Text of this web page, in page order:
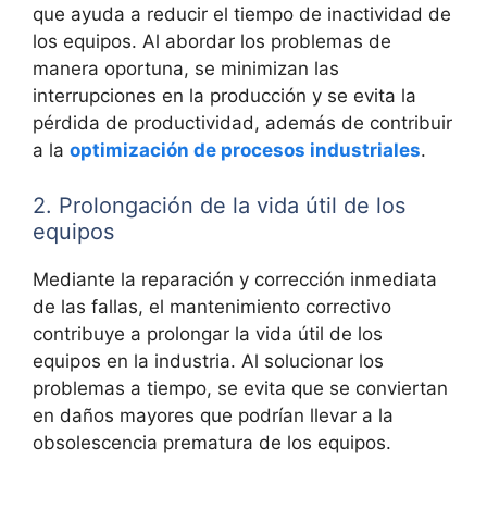
que ayuda a reducir el tiempo de inactividad de
los equipos. Al abordar los problemas de
manera oportuna, se minimizan las
interrupciones en la producción y se evita la
pérdida de productividad, además de contribuir
a la optimización de procesos industriales.
2. Prolongación de la vida útil de los
equipos
Mediante la reparación y corrección inmediata
de las fallas, el mantenimiento correctivo
contribuye a prolongar la vida útil de los
equipos en la industria. Al solucionar los
problemas a tiempo, se evita que se conviertan
en daños mayores que podrían llevar a la
obsolescencia prematura de los equipos.